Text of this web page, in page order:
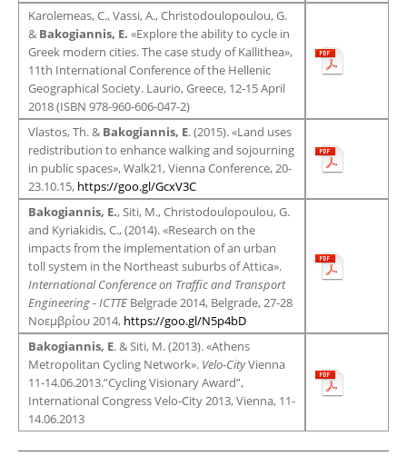
Karolemeas, C., Vassi, A., Christodoulopoulou, G.
& Bakogiannis, E. «Explore the ability to cycle in
Greek modern cities. The case study of Kallithea»,
11th International Conference of the Hellenic
Geographical Society. Laurio, Greece, 12-15 April
2018 (ISBN 978-960-606-047-2)
Vlastos, Th. & Bakogiannis, Ε. (2015). «Land uses
redistribution to enhance walking and sojourning
in public spaces», Walk21, Vienna Conference, 20-
23.10.15, https://goo.gl/GcxV3C
Bakogiannis, E., Siti, M., Christodoulopoulou, G.
and Kyriakidis, C., (2014). «Research on the
impacts from the implementation of an urban
toll system in the Northeast suburbs of Attica».
International Conference on Traffic and Transport
Engineering - ICTTE Belgrade 2014, Belgrade, 27-28
Νοεμβρίου 2014, https://goo.gl/N5p4bD
Bakogiannis, E. & Siti, M. (2013). «Athens
Metropolitan Cycling Network». Velo-CityVienna
11-14.06.2013.”Cycling Visionary Award”,
International Congress Velo-City 2013, Vienna, 11-
14.06.2013